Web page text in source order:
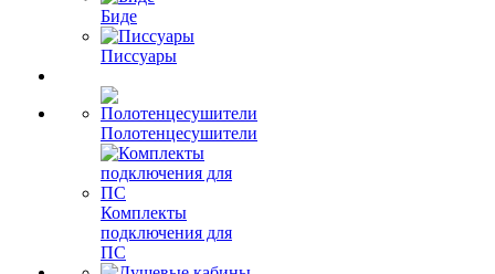
Биде
Писсуары
Полотенцесушители
Комплекты
подключения для
ПС